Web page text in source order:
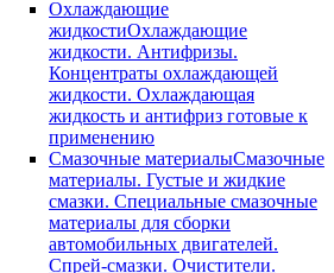
Охлаждающие
жидкостиОхлаждающие
жидкости. Антифризы.
Концентраты охлаждающей
жидкости. Охлаждающая
жидкость и антифриз готовые к
применению
Смазочные материалыСмазочные
материалы. Густые и жидкие
смазки. Специальные смазочные
материалы для сборки
автомобильных двигателей.
Спрей-смазки. Очистители.